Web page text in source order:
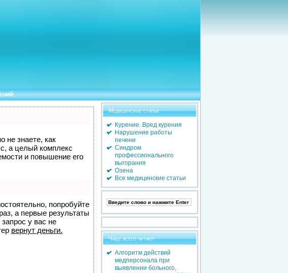
не знаете, как
а целый комплекс
и повышение его
попробуйте
а первые результаты
у вас не
вернут деньги.
Медицинские статьи
Курение. Вред курения
Нарушение работы
печени
Синдром
профессионального
выгорания
Озена
Все медицинские статьи
Чаще всего читают
Алгоритм действий
медперсонала при
выявлении больного,